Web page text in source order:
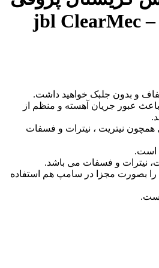
ای جی بی ال – jbl ClearMec
و بدون جلبک خواهید داشت.
عبور جریان آهسته و منظم از
نیتریت ، نیترات و فسفات
نیترات و فسفات می باشد.
بصورت مجزا در سامپ هم استفاده